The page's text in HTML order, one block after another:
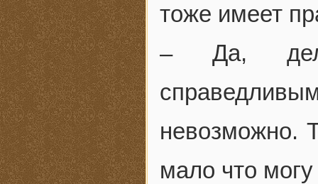
тоже имеет
– Да,
невозможно.
мало что